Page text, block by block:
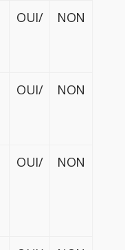
OUI/ NON
OUI/ NON
OUI/ NON